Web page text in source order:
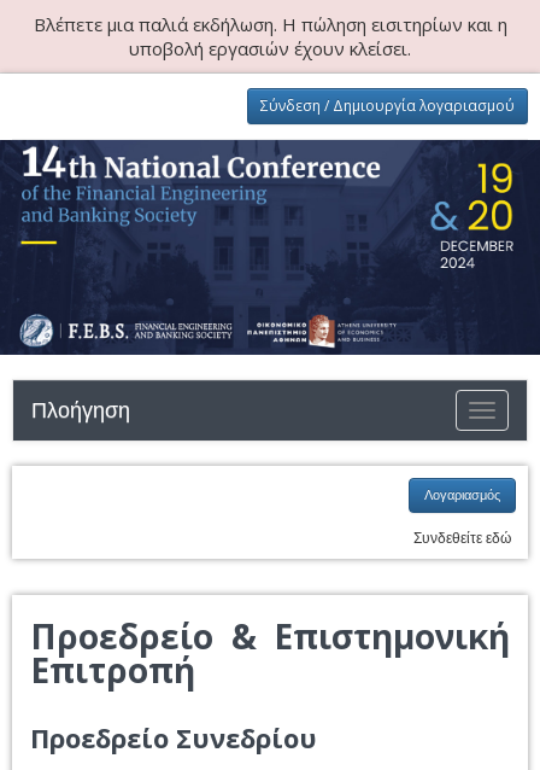
Βλέπετε μια παλιά εκδήλωση. Η πώληση εισιτηρίων και η
υποβολή εργασιών έχουν κλείσει.
Σύνδεση / Δημιουργία λογαριασμού
Πλοήγηση
Λογαριασμός
Συνδεθείτε εδώ
Προεδρείο & Επιστημονική
Επιτροπή
Προεδρείο Συνεδρίου